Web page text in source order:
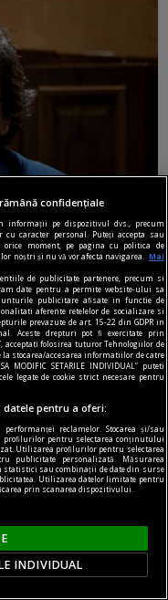
impresionantă și
poate să nu
se la el.
confidențiale
informații pe dispozitivul dvs., precum
caracter personal. Puteți accepta sau
moment, pe pagina cu politica de
noștri și nu vă vor afecta navigarea.
Mai
de publicitate partenere, precum si
date pentru a permite website-ului sa
publicitare afisate in functie de
aferente retelelor de socializare si
prevazute de art. 15-22 din GDPR in
Aceste drepturi pot fi exercitate prin
acceptati folosirea tuturor Tehnologiilor de
stocarea/accesarea informatiilor de catre
MODIFIC SETARILE INDIVIDUAL” puteti
legate de cookie strict necesare pentru
pentru a oferi:
reclamelor. Stocarea și/sau
profilurilor pentru selectarea conținutului
Utilizarea profilurilor pentru selectarea
publicitate personalizată. Măsurarea
sau combinații de date din surse
Utilizarea datelor limitate pentru
prin scanarea dispozitivului.
INDIVIDUAL